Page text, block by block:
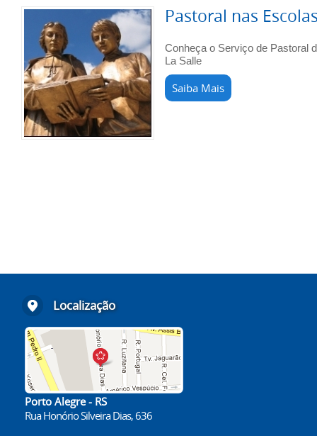
Pastoral nas
Conheça o Serviço de Pastoral
La Salle
Saiba Mais
Localização
Porto Alegre - RS
Rua Honório Silveira Dias, 636